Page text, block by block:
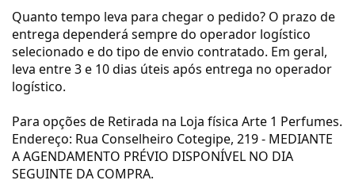
Quanto tempo leva para chegar o pedido? O prazo de
entrega dependerá sempre do operador logístico
selecionado e do tipo de envio contratado. Em geral,
leva entre 3 e 10 dias úteis após entrega no operador
logístico.
Para opções de Retirada na Loja física Arte 1 Perfumes.
Endereço: Rua Conselheiro Cotegipe, 219 - MEDIANTE
A AGENDAMENTO PRÉVIO DISPONÍVEL NO DIA
SEGUINTE DA COMPRA.